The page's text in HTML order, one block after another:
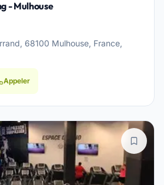
- Mulhouse
68100 Mulhouse, France,
Appeler